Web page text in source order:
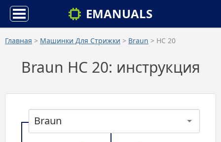
EMANUALS
Главная > Машинки Для Стрижки > Braun > HC 20
Braun HC 20: инструкция
Braun